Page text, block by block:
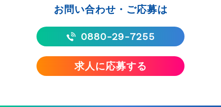
お問い合わせ・ご応募は
0880-29-7255
求人に応募する